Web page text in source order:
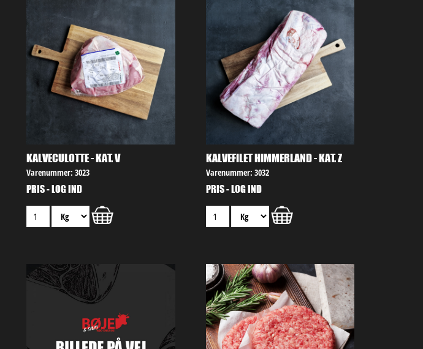
KALVECULOTTE - KAT. V
Varenummer: 3023
PRIS - LOG IND
KALVEFILET HIMMERLAND - KAT. Z
Varenummer: 3032
PRIS - LOG IND